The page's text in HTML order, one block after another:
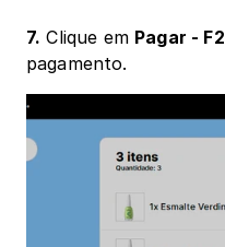
7. Clique em Pagar - F2
pagamento.